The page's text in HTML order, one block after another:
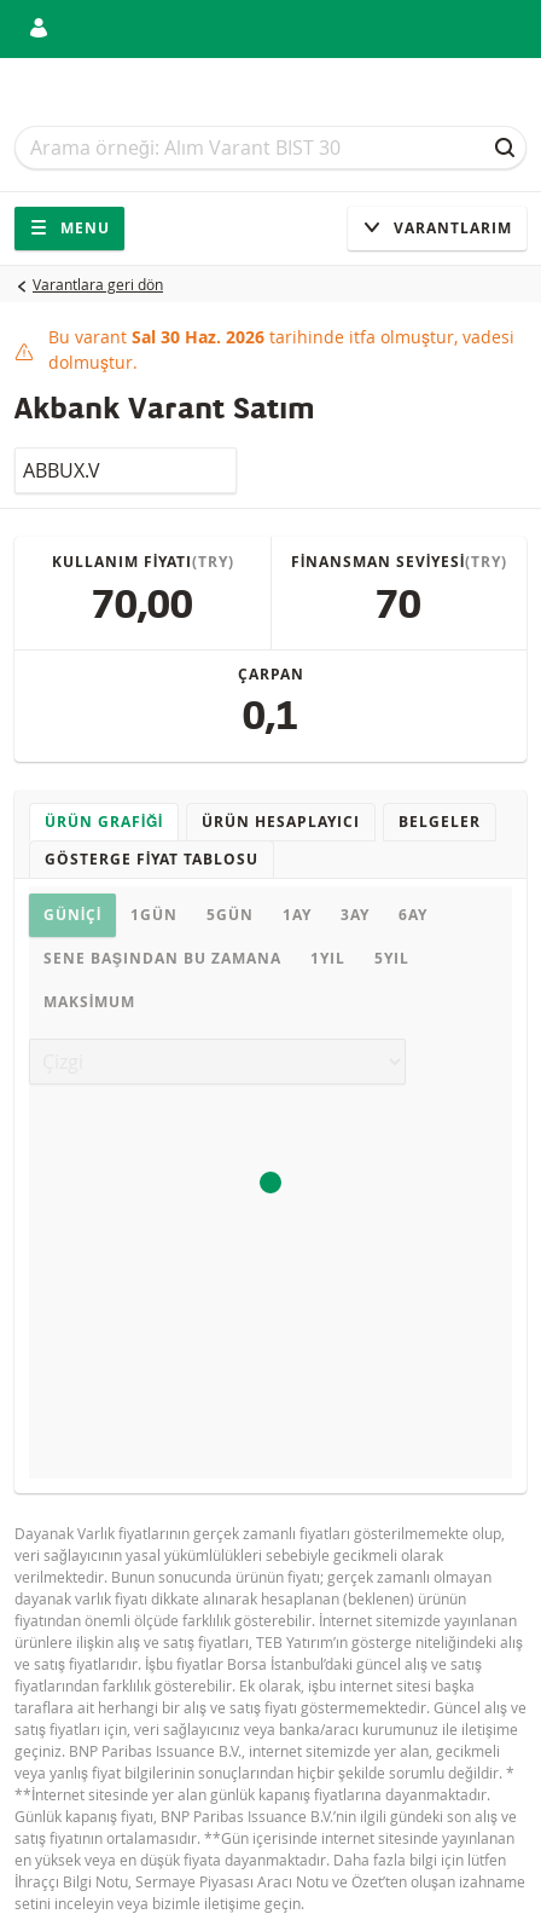
Arama
Arama
Gezinti
Sitede gezinti
MENU VARANTLARIM
Varantlara geri dön
This product has expired
Bu varant Sal 30 Haz. 2026 tarihinde itfa olmuştur, vadesi
dolmuştur.
Akbank Varant Satım
LocalCode
KULLANIM FIYATI(TRY)
70,00
FINANSMAN SEVIYESI(TRY)
70
ÇARPAN
0,1
ÜRÜN GRAFIĞI ÜRÜN HESAPLAYICI
BELGELER
GÖSTERGE FIYAT TABLOSU
Ürün grafiği
GÜNIÇI 1GÜN 5GÜN 1AY 3AY 6AY
SENE BAŞINDAN BU ZAMANA 1YIL 5YIL
MAKSIMUM
Ürün primi doğru hesaplanamayacak kadar düşüktü,
İHRAÇÇI BILGI DOKÜMANI
BNP PARIBAS IHRACCI BILGI
DOKUMANI (15 NISAN 2026)
YASAL DOKÜMANLAR
BNPP SPK ONAYLI OZET (15 NISAN
2026 IHRACI)
PDF
BNPP SPK ONAYLI SERMAYE PIYASASI
ARACI NOTU (15 NISAN 2026 IHRACI) 1
PDF
GÖSTERGE FIYAT TABLOSU
Gösterge fiyat hesaplanamadı.
Dayanak Varlık fiyatlarının gerçek zamanlı fiyatları gösterilmemekte olup,
veri sağlayıcının yasal yükümlülükleri sebebiyle gecikmeli olarak
verilmektedir. Bunun sonucunda ürünün fiyatı; gerçek zamanlı olmayan
dayanak varlık fiyatı dikkate alınarak hesaplanan (beklenen) ürünün
fiyatından önemli ölçüde farklılık gösterebilir. İnternet sitemizde yayınlanan
ürünlere ilişkin alış ve satış fiyatları, TEB Yatırım’ın gösterge niteliğindeki alış
ve satış fiyatlarıdır. İşbu fiyatlar Borsa İstanbul’daki güncel alış ve satış
fiyatlarından farklılık gösterebilir. Ek olarak, işbu internet sitesi başka
taraflara ait herhangi bir alış ve satış fiyatı göstermemektedir. Güncel alış ve
satış fiyatları için, veri sağlayıcınız veya banka/aracı kurumunuz ile iletişime
geçiniz. BNP Paribas Issuance B.V., internet sitemizde yer alan, gecikmeli
veya yanlış fiyat bilgilerinin sonuçlarından hiçbir şekilde sorumlu değildir. *
**İnternet sitesinde yer alan günlük kapanış fiyatlarına dayanmaktadır.
Günlük kapanış fiyatı, BNP Paribas Issuance B.V.’nin ilgili gündeki son alış ve
satış fiyatının ortalamasıdır. **Gün içerisinde internet sitesinde yayınlanan
en yüksek veya en düşük fiyata dayanmaktadır. Daha fazla bilgi için lütfen
İhraççı Bilgi Notu, Sermaye Piyasası Aracı Notu ve Özet’ten oluşan izahname
setini inceleyin veya bizimle iletişime geçin.